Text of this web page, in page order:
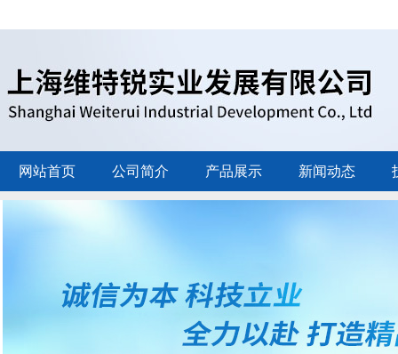
网站首页 公司简介 产品展示 新闻动态